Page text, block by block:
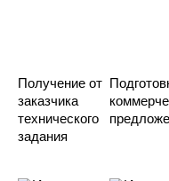
Получение от
заказчика
технического
задания